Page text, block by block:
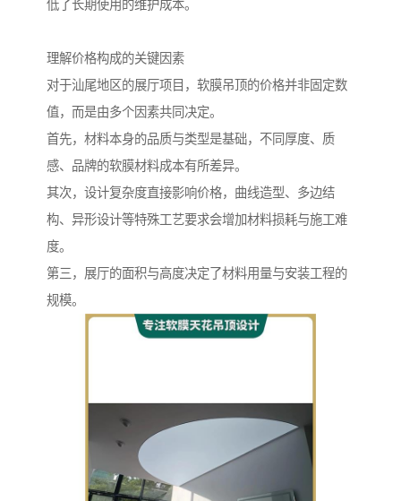
低了长期使用的维护成本。
理解价格构成的关键因素
对于汕尾地区的展厅项目，软膜吊顶的价格并非固定数
值，而是由多个因素共同决定。
首先，材料本身的品质与类型是基础，不同厚度、质
感、品牌的软膜材料成本有所差异。
其次，设计复杂度直接影响价格，曲线造型、多边结
构、异形设计等特殊工艺要求会增加材料损耗与施工难
度。
第三，展厅的面积与高度决定了材料用量与安装工程的
规模。